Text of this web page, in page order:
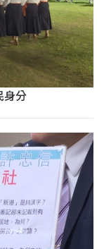
身分